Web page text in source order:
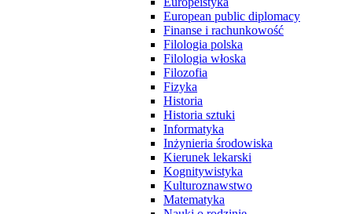
European public diplomacy
Finanse i rachunkowość
Filologia polska
Filologia włoska
Filozofia
Fizyka
Historia
Historia sztuki
Informatyka
Inżynieria środowiska
Kierunek lekarski
Kognitywistyka
Kulturoznawstwo
Matematyka